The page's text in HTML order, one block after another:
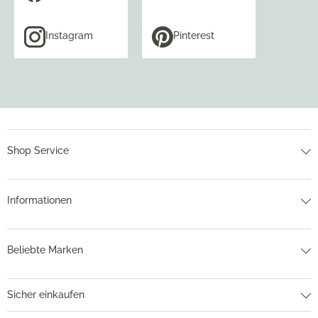
Instagram Pinterest
Shop Service
Informationen
Beliebte Marken
Sicher einkaufen